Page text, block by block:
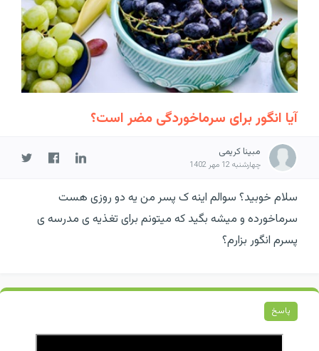
آیا انگور برای سرماخوردگی مضر است؟
مبینا کریمی
چهارشنبه 12 مهر 1402
سلام خوبید؟ سوالم اینه ک پسر من یه دو روزی هست
سرماخورده و میشه بگید که میتونم برای تغذیه ی مدرسه ی
پسرم انگور بزارم؟
پاسخ